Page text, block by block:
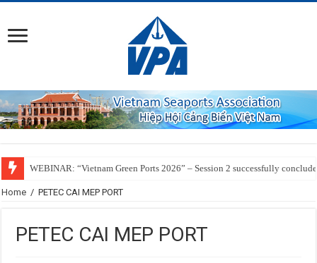
WEBINAR: “Vietnam Green Ports 2026” – Session 2 successfully
Home / PETEC CAI MEP PORT
PETEC CAI MEP PORT